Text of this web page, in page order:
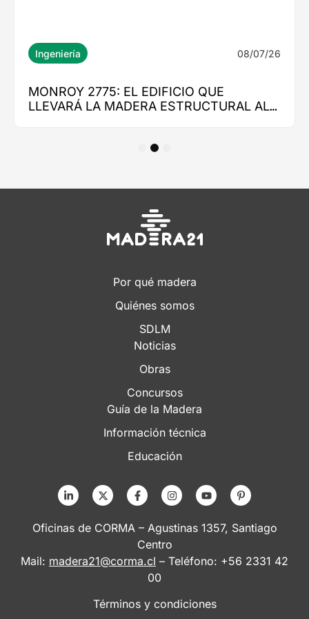
Por qué madera
Quiénes somos
SDLM
Noticias
Obras
Concursos
Guía de la Madera
Información técnica
Educación
Oficinas de CORMA – Agustinas 1357, Santiago
Centro
Mail: madera21@corma.cl – Teléfono: +56 2331 42
00
Términos y condiciones